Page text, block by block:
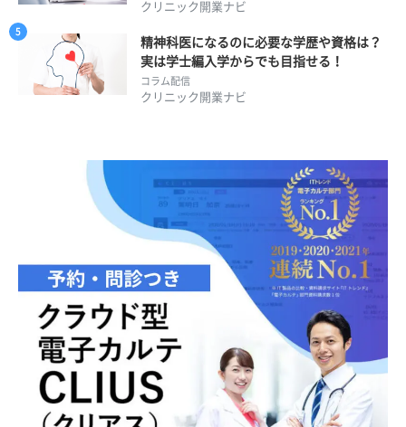
クリニック開業ナビ
精神科医になるのに必要な学歴や資格は？
実は学士編入学からでも目指せる！
コラム配信
クリニック開業ナビ